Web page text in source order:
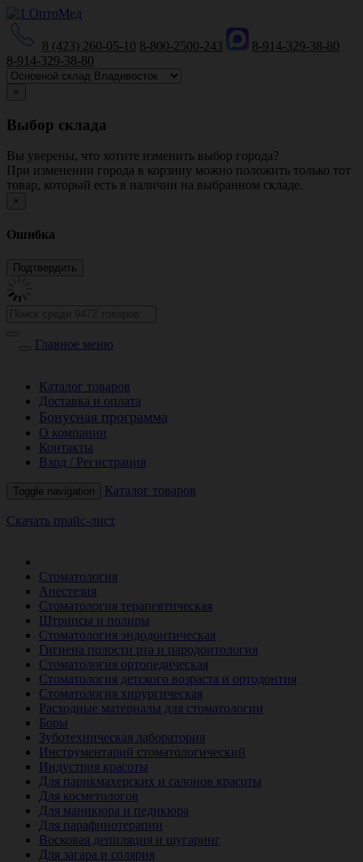
8 (423) 260-05-10 8-800-2500-243
8-914-329-38-80
8-914-329-38-80
×
Выбор склада
Вы уверены, что хотите изменить выбор города?
При изменении города в корзину можно положить только тот
товар, который есть в наличии на выбранном складе.
×
Ошибка
Главное меню
Каталог товаров
Доставка и оплата
Бонусная программа
О компании
Контакты
Вход / Регистрация
Toggle navigation Каталог товаров
Скачать прайс-лист
Стоматология
Анестезия
Стоматология терапевтическая
Штрипсы и полиры
Стоматология эндодонтическая
Гигиена полости рта и пародонтология
Стоматология ортопедическая
Стоматология детского возраста и ортодонтия
Стоматология хирургическая
Расходные материалы для стоматологии
Боры
Зуботехническая лаборатория
Инструментарий стоматологический
Индустрия красоты
Для парикмахерских и салонов красоты
Для косметологов
Для маникюра и педикюра
Для парафинотерапии
Восковая депиляция и шугаринг
Для загара и солярия